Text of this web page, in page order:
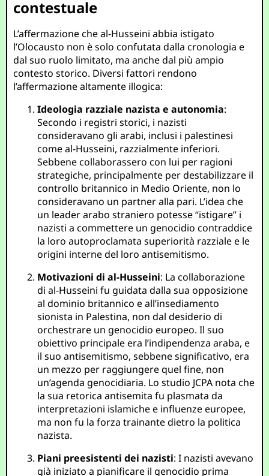
contestuale
L’affermazione che al-Husseini abbia istigato
l’Olocausto non è solo confutata dalla cronologia e
dal suo ruolo limitato, ma anche dal più ampio
contesto storico. Diversi fattori rendono
l’affermazione altamente illogica:
Ideologia razziale nazista e autonomia:
Secondo i registri storici, i nazisti
consideravano gli arabi, inclusi i palestinesi
come al-Husseini, razzialmente inferiori.
Sebbene collaborassero con lui per ragioni
strategiche, principalmente per destabilizzare il
controllo britannico in Medio Oriente, non lo
consideravano un partner alla pari. L’idea che
un leader arabo straniero potesse “istigare” i
nazisti a commettere un genocidio contraddice
la loro autoproclamata superiorità razziale e le
origini interne del loro antisemitismo.
Motivazioni di al-Husseini: La collaborazione
di al-Husseini fu guidata dalla sua opposizione
al dominio britannico e all’insediamento
sionista in Palestina, non dal desiderio di
orchestrare un genocidio europeo. Il suo
obiettivo principale era l’indipendenza araba, e
il suo antisemitismo, sebbene significativo, era
un mezzo per raggiungere quel fine, non
un’agenda genocidiaria. Lo studio JCPA nota che
la sua retorica antisemita fu plasmata da
interpretazioni islamiche e influenze europee,
ma non fu la forza trainante dietro la politica
nazista.
Piani preesistenti dei nazisti: I nazisti avevano
già iniziato a pianificare il genocidio prima